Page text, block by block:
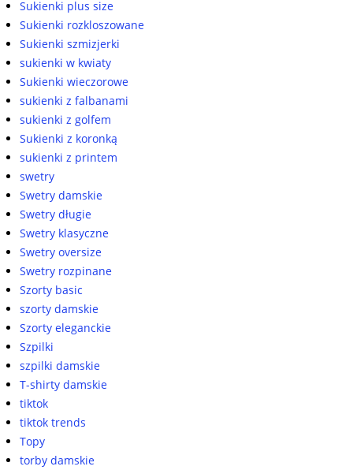
Sukienki plus size
Sukienki rozkloszowane
Sukienki szmizjerki
sukienki w kwiaty
Sukienki wieczorowe
sukienki z falbanami
sukienki z golfem
Sukienki z koronką
sukienki z printem
swetry
Swetry damskie
Swetry długie
Swetry klasyczne
Swetry oversize
Swetry rozpinane
Szorty basic
szorty damskie
Szorty eleganckie
Szpilki
szpilki damskie
T-shirty damskie
tiktok
tiktok trends
Topy
torby damskie